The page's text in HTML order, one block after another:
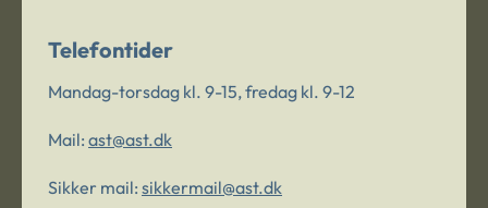
Telefontider
Mandag-torsdag kl. 9-15, fredag kl. 9-12
Mail: ast@ast.dk
Sikker mail: sikkermail@ast.dk